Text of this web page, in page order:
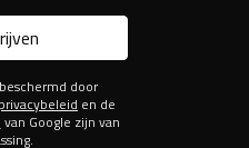
door
privacybeleid en de
van Google zijn van